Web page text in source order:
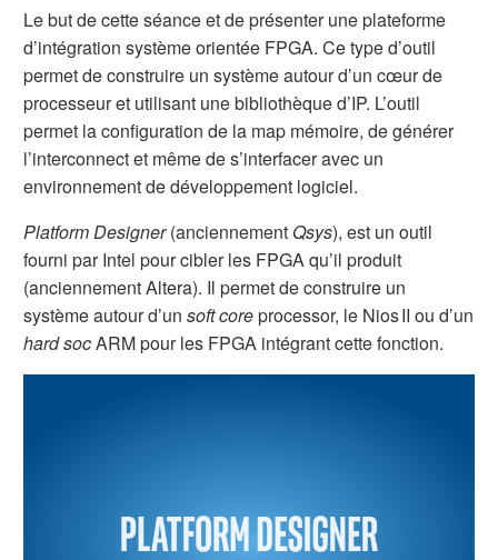
Test du programme d’exemple:
Test du système que vous avez conçu
Le but de cette séance et de présenter une plateforme
d’intégration système orientée FPGA. Ce type d’outil
permet de construire un système autour d’un cœur de
processeur et utilisant une bibliothèque d’IP. L’outil
permet la configuration de la map mémoire, de générer
l’interconnect et même de s’interfacer avec un
environnement de développement logiciel.
Platform Designer(anciennement Qsys), est un outil
fourni par Intel pour cibler les FPGA qu’il produit
(anciennement Altera). Il permet de construire un
système autour d’unsoft coreprocessor, le Nios II ou d’un
hard socARM pour les FPGA intégrant cette fonction.